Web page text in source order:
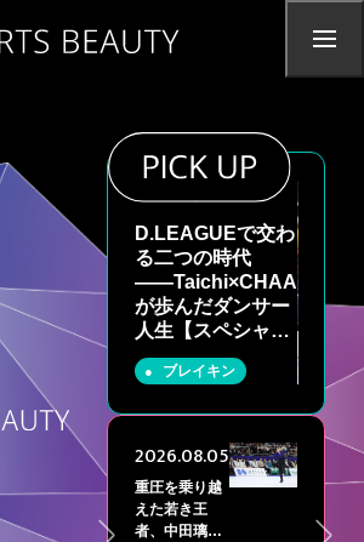
2026.07.28
D.LEAGUEで交わ
る二つの時代
――Taichi×CHAA
が歩んだダンサー
人生【スペシャル
対談】
ブレイキン
2026.08.05
重圧を乗り越
えた若き王
者、中田璃士